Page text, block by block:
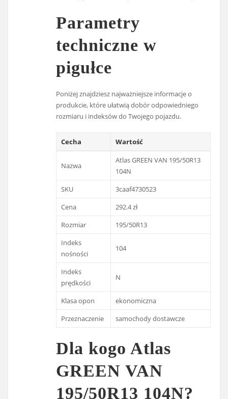
Parametry
techniczne w
pigułce
Poniżej znajdziesz najważniejsze informacje o
produkcie, które ułatwią dobór odpowiedniego
rozmiaru i indeksów do Twojego pojazdu.
Cecha Wartość
Nazwa
Atlas GREEN VAN 195/50R13
104N
SKU
3caaf4730523
Cena
292.4 zł
Rozmiar
195/50R13
Indeks
nośności
104
Indeks
prędkości
N
Klasa opon
ekonomiczna
Przeznaczenie
samochody dostawcze
Dla kogo Atlas
GREEN VAN
195/50R13 104N?